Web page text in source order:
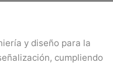
y diseño para la
cumpliendo